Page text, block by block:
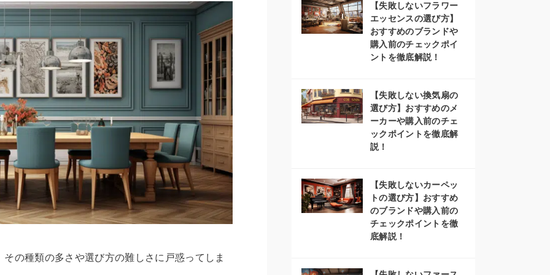
その種類の多さや選び方の難しさに戸惑ってしま
【失敗しないフラワー
エッセンスの選び方】
おすすめのブランドや
購入前のチェックポイ
ントを徹底解説！
【失敗しない換気扇の
選び方】おすすめのメ
ーカーや購入前のチェ
ックポイントを徹底解
説！
【失敗しないカーペッ
トの選び方】おすすめ
のブランドや購入前の
チェックポイントを徹
底解説！